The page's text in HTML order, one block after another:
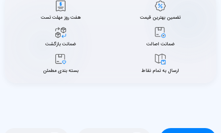
تضمین بهترین قیمت هفت روز مهلت تست
ضمانت اصالت ضمانت بازگشت
ارسال به تمام نقاط بسته بندی مطمئن